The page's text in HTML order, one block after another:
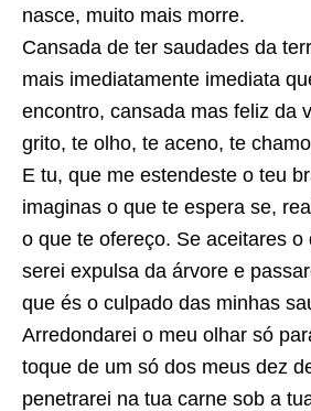
nasce, muito mais morre.
Cansada de ter saudades da
mais imediatamente imediata
encontro, cansada mas feliz da
grito, te olho, te aceno, te
E tu, que me estendeste o teu
imaginas o que te espera se,
o que te ofereço. Se aceitares o
serei expulsa da árvore e
que és o culpado das minhas
Arredondarei o meu olhar só
toque de um só dos meus dez
penetrarei na tua carne sob a